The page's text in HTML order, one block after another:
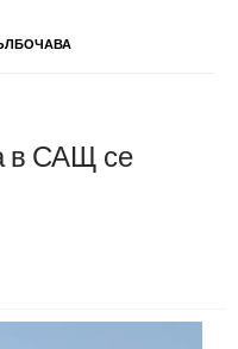
в САЩ се